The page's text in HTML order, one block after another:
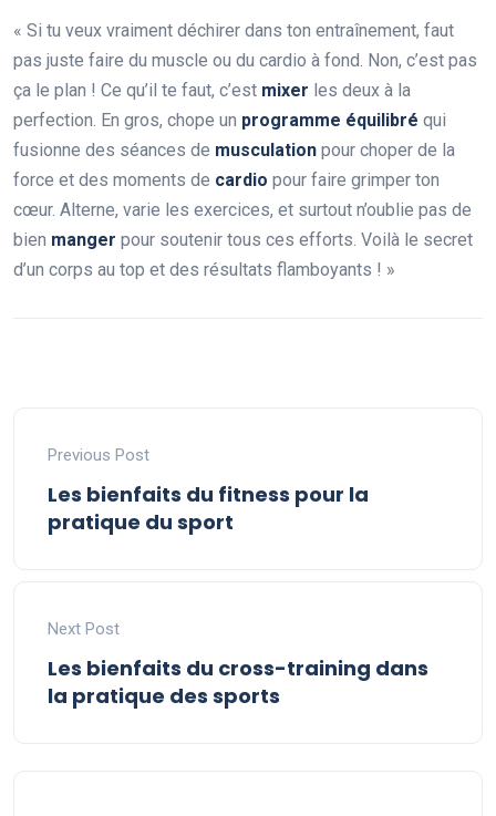
« Si tu veux vraiment déchirer dans ton entraînement, faut
pas juste faire du muscle ou du cardio à fond. Non, c’est pas
ça le plan ! Ce qu’il te faut, c’est mixer les deux à la
perfection. En gros, chope un programme équilibré qui
fusionne des séances de musculation pour choper de la
force et des moments de cardio pour faire grimper ton
cœur. Alterne, varie les exercices, et surtout n’oublie pas de
bien manger pour soutenir tous ces efforts. Voilà le secret
d’un corps au top et des résultats flamboyants ! »
Previous Post
Les bienfaits du fitness pour la
pratique du sport
Next Post
Les bienfaits du cross-training dans
la pratique des sports